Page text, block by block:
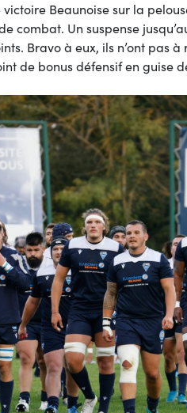
Beaunoise sur la
combat. Un suspense
Bravo à eux, ils n’ont pas
de bonus défensif en guise